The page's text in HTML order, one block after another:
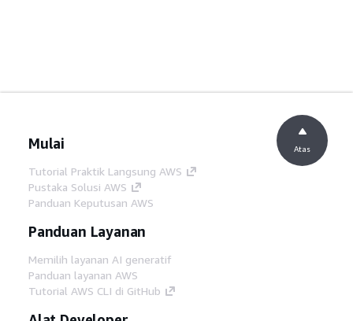
Mulai
Tutorial Praktik Langsung AWS
Pustaka Solusi AWS
Panduan Keputusan AWS
Panduan Layanan
Memilih layanan AI generatif
Panduan layanan AWS
Tutorial AWS CLI di GitHub
Atas